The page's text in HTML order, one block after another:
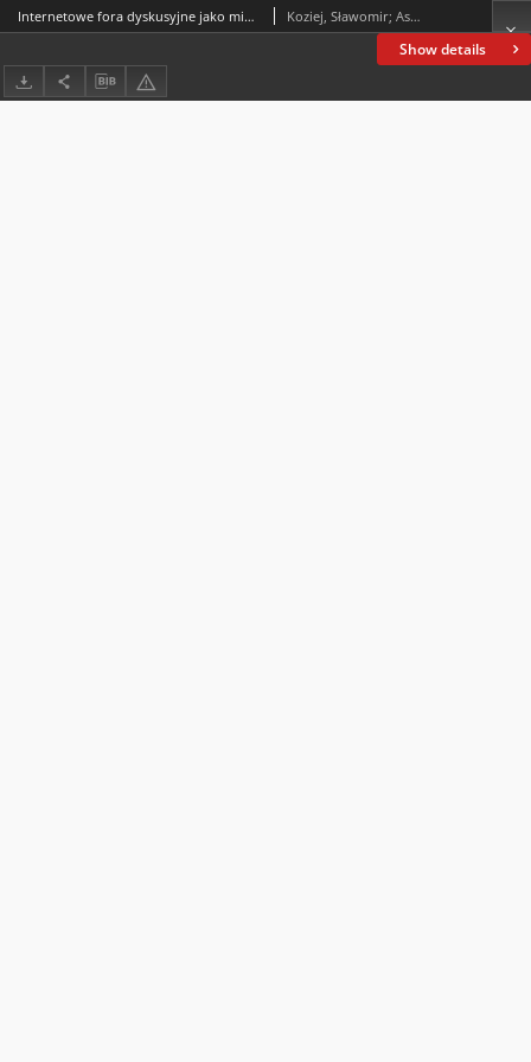
Show details
Internetowe fora dyskusyjne jako miejsce rozwiazywania realnych problemów przez polskich i rosyjskich studentów Koziej, Sławomir; Asmakovets, Elena